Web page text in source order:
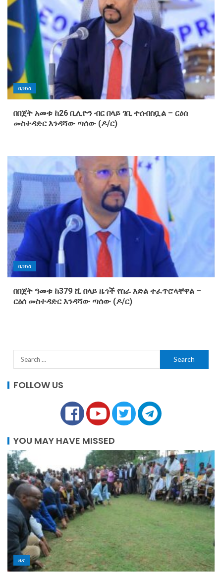
ቢዝነስ
በበጀት አመቱ ከ26 ቢሊዮን ብር በላይ ገቢ ተሰብስቧል – ርዕሰ
መስተዳድር እንዳሻው ጣሰው (ዶ/ር)
ቢዝነስ
በበጀት ዓመቱ ከ379 ሺ በላይ ዜጎች የስራ እድል ተፈጥሮላቸዋል –
ርዕሰ መስተዳድር እንዳሻው ጣሰው (ዶ/ር)
FOLLOW US
YOU MAY HAVE MISSED
ዜና